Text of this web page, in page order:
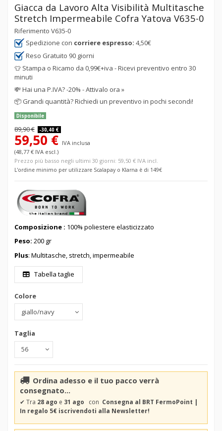
Giacca da Lavoro Alta Visibilità Multitasche
Stretch Impermeabile Cofra Yatova V635-0
Riferimento V635-0
Spedizione con corriere espresso: 4,50€
Reso Gratuito 90 giorni
👕 Stampa o Ricamo da 0,99€+iva - Ricevi preventivo entro 30
minuti
💸Hai una P.IVA? -20% - Attivalo ora »
📦 Grandi quantità? Richiedi un preventivo in pochi secondi!
Disponibile
89,90 € -30,40 €
59,50 € IVA inclusa
(48,77 € IVA escl.)
Prezzo più basso negli ultimi 30 giorni: 59,50 € IVA incl.
L'ordine minimo per utilizzare Scalapay o Klarna è di 149€
Composizione : 100% poliestere elasticizzato
Peso: 200 gr
Plus: Multitasche, stretch, impermeabile
Tabella taglie
Colore
Taglia
Ordina adesso e il tuo pacco verrà
consegnato...
✔ Tra 28 ago e 31 ago con Consegna al BRT FermoPoint |
In regalo 5€ iscrivendoti alla Newsletter!